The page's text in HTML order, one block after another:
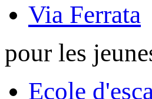
Via Ferrata
pour les
Ecole